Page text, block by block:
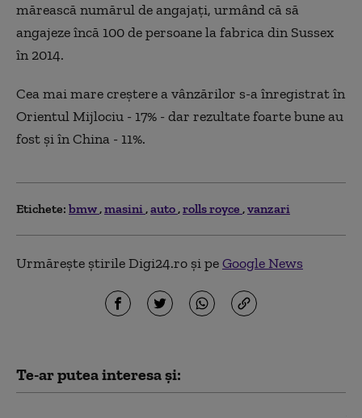
mărească numărul de angajați, urmând că să
angajeze încă 100 de persoane la fabrica din Sussex
în 2014.
Cea mai mare creștere a vânzărilor s-a înregistrat în
Orientul Mijlociu - 17% - dar rezultate foarte bune au
fost și în China - 11%.
Etichete: bmw masini auto rolls royce vanzari
Urmărește știrile Digi24.ro și peGoogle News
Te-ar putea interesa și: